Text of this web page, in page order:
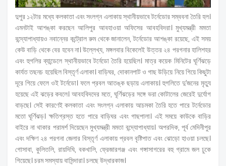
দুপুর ১২টার মধ্যে কলকাতা এবং সংলগ্ন এলাকায় স্থানীয়ভাবে টর্নেডোর সম্ববনা তৈরি হল।
এমনটাই আশঙ্কা করছেন আলিপুর আবহাওয়া অফিসের আবহবিদরা। মুখ্যমন্ত্রী মমতা
বন্দ্যোপাধ্যায়ও নবান্নের কন্ট্রোল রুম থেকে জানালেন, টর্নেডোর আশঙ্কা রয়েছে, এই সময়
কেউ বাড়ি থেকে বের হবেন না। উল্লেখ্য, মঙ্গলবার বিকেলেই উত্তর ২৪ পরগনার হালিশহর
এবং হুগলির ব্যান্ডেলে স্থানীয়ভাবে টর্নেডো তৈরি হয়েছিল। মাত্র কয়েক মিনিটের ঘূর্ণিঝড়ে
কার্যত তছনচ হয়েছিল বিস্তৃর্ণ এলাকা। বাড়িঘর, দোকানপাট ও গাছ উড়িয়ে নিয়ে গিয়ে কিছুটা
দূরে গিয়ে ফেলে ওই টর্নেডো। ফলে প্রবল আতঙ্ক ছড়ায় এলাকায়। হুগলিতে দু’জনের মৃত্যু
হয়েছে এই ঝড়ের কবলে। আবহবিদদের মতে, ঘূর্ণিঝড়ের সঙ্গে ভরা কোটালের জেরেই দুর্যোগ
বাড়ছে। সেই কারণেই কলকাতা এবং সংলগ্ন এলাকায় আচমকা তৈরি হতে পারে টর্নেডোর
মতো ঘূর্ণিঝড়। ক্ষতিগ্রস্ত হতে পারে বাড়িঘর এবং গাছপালা। এই সময়ে কাউকে বাড়ির
বাইরে না থাকার পরামর্শ দিয়েছেন মুখ্যমন্ত্রী মমতা বন্দ্যোপাধ্যায়। অপরদিক, পূর্ব মেদিনীপুর
এবং দক্ষিণ ২৪ পরগনা জেলার বিস্তৃর্ণ এলাকায় প্রবল বৃষ্টিপাত এবং ঝোড়ো হাওয়া চলছে।
গোসাবা, কুলিতলি, রায়দিঘি, বকখালি, ফ্রেজারগঞ্জ এবং গঙ্গাসাগরের বহু গ্রামে জল ঢুকে
গিয়েছে। চরম সমস্যায় বাসিন্দারা। চলছে উদ্ধারকাজ।